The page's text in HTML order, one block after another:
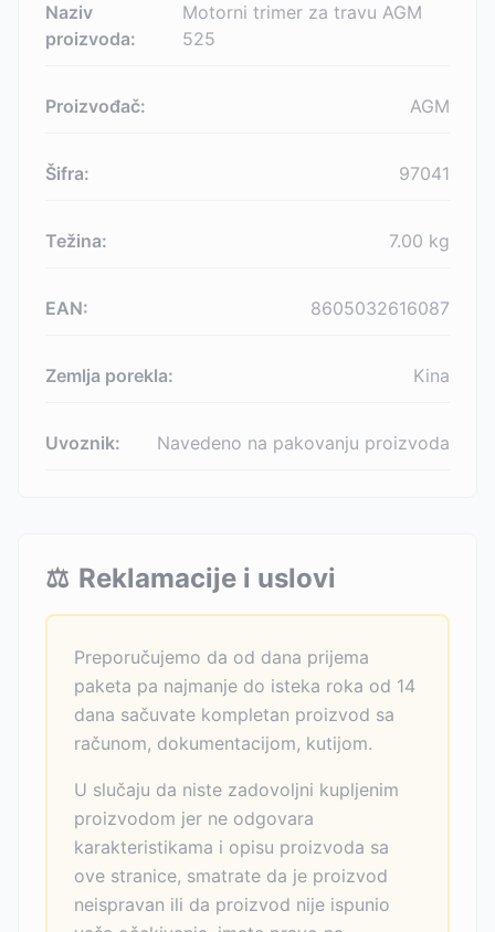
Naziv
proizvoda:
Motorni trimer za travu AGM
525
Proizvođač: AGM
Šifra: 97041
Težina: 7.00 kg
EAN: 8605032616087
Zemlja porekla: Kina
Uvoznik: Navedeno na pakovanju proizvoda
⚖️ Reklamacije i uslovi
Preporučujemo da od dana prijema
paketa pa najmanje do isteka roka od 14
dana sačuvate kompletan proizvod sa
računom, dokumentacijom, kutijom.
U slučaju da niste zadovoljni kupljenim
proizvodom jer ne odgovara
karakteristikama i opisu proizvoda sa
ove stranice, smatrate da je proizvod
neispravan ili da proizvod nije ispunio